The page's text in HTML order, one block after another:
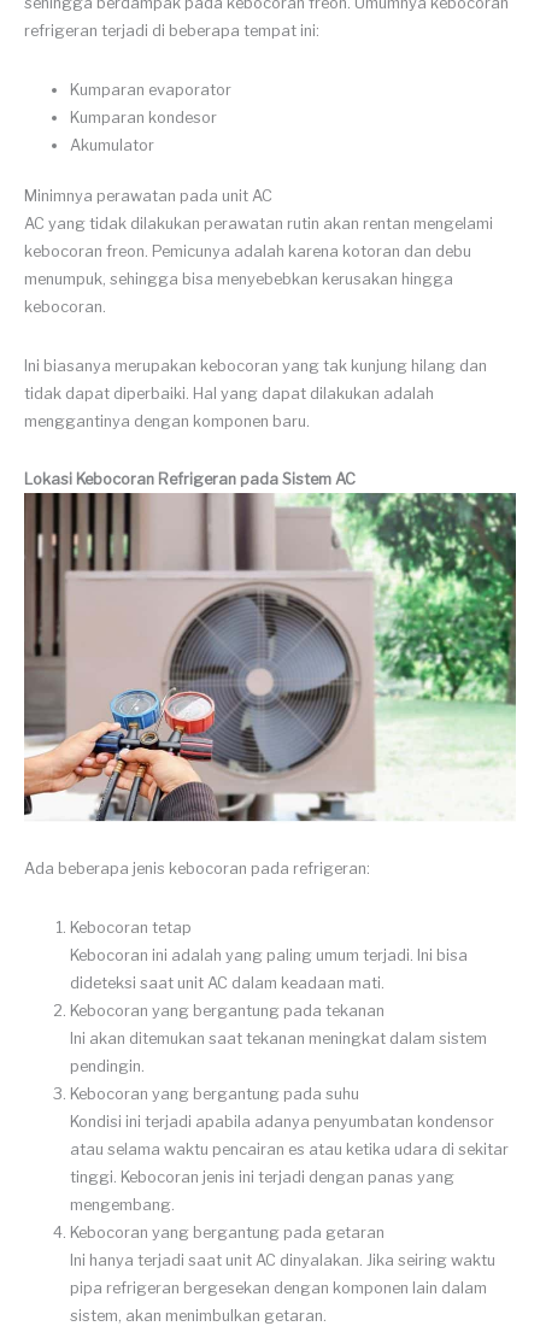
refrigeran terjadi di beberapa tempat ini:
Kumparan evaporator
Kumparan kondesor
Akumulator
Minimnya perawatan pada unit AC
AC yang tidak dilakukan perawatan rutin akan rentan mengelami
kebocoran freon. Pemicunya adalah karena kotoran dan debu
menumpuk, sehingga bisa menyebebkan kerusakan hingga
kebocoran.
Ini biasanya merupakan kebocoran yang tak kunjung hilang dan
tidak dapat diperbaiki. Hal yang dapat dilakukan adalah
menggantinya dengan komponen baru.
Lokasi Kebocoran Refrigeran pada Sistem AC
Ada beberapa jenis kebocoran pada refrigeran:
Kebocoran tetap
Kebocoran ini adalah yang paling umum terjadi. Ini bisa
dideteksi saat unit AC dalam keadaan mati.
Kebocoran yang bergantung pada tekanan
Ini akan ditemukan saat tekanan meningkat dalam sistem
pendingin.
Kebocoran yang bergantung pada suhu
Kondisi ini terjadi apabila adanya penyumbatan kondensor
atau selama waktu pencairan es atau ketika udara di sekitar
tinggi. Kebocoran jenis ini terjadi dengan panas yang
mengembang.
Kebocoran yang bergantung pada getaran
Ini hanya terjadi saat unit AC dinyalakan. Jika seiring waktu
pipa refrigeran bergesekan dengan komponen lain dalam
sistem, akan menimbulkan getaran.